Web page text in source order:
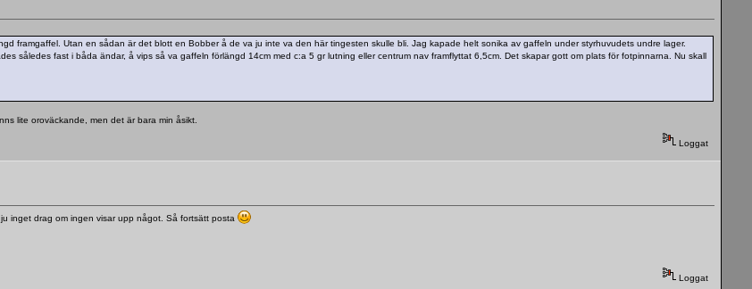
framgaffel. Utan en sådan är det blott en Bobber å de va ju inte va den här tingesten skulle bli. Jag kapade helt sonika av gaffeln under styrhuvudets undre lager.
således fast i båda ändar, å vips så va gaffeln förlängd 14cm med c:a 5 gr lutning eller centrum nav framflyttat 6,5cm. Det skapar gott om plats för fotpinnarna. Nu skall
lite oroväckande, men det är bara min åsikt.
Loggat
inget drag om ingen visar upp något. Så fortsätt posta
Loggat